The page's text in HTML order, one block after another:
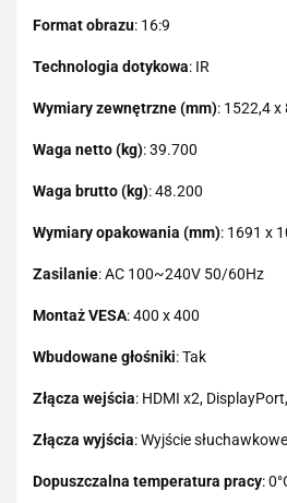
Format obrazu: 16:9
Technologia dotykowa: IR
Wymiary zewnętrzne (mm): 1522,4 x
Waga netto (kg): 39.700
Waga brutto (kg): 48.200
Wymiary opakowania (mm): 1691 x
Zasilanie: AC 100~240V 50/60Hz
Montaż VESA: 400 x 400
Wbudowane głośniki: Tak
Złącza wejścia: HDMI x2,
Złącza wyjścia: Wyjście słuchawkowe
Dopuszczalna temperatura pracy: